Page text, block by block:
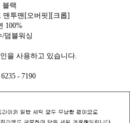
랙
투맨[오버핏][크롭]
100%
블워싱
을 사용하고 있습니다.
- 7190